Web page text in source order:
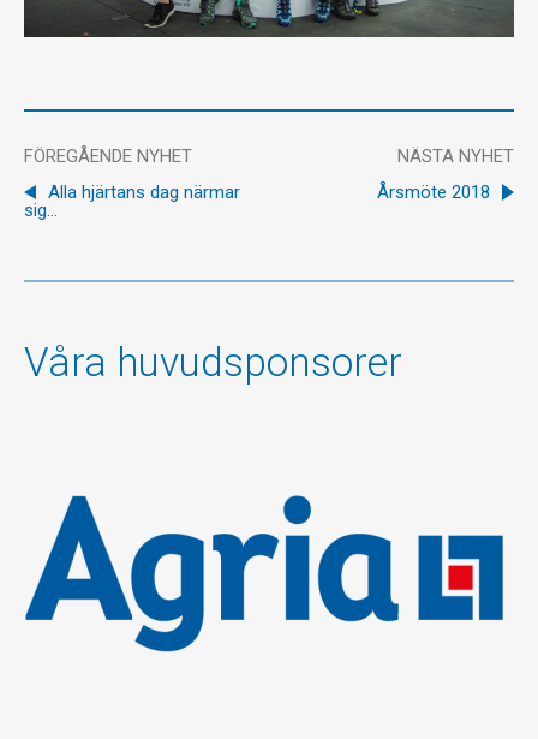
FÖREGÅENDE NYHET
Alla hjärtans dag närmar
sig...
NÄSTA NYHET
Årsmöte 2018
Våra huvudsponsorer